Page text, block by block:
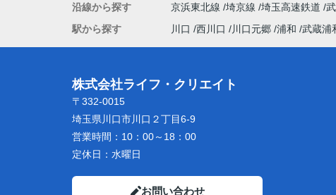
沿線から探す
京浜東北線 埼京線 埼玉高速鉄道
駅から探す
川口 西川口 川口元郷 浦和 武蔵浦
株式会社ライフ・クリエイト
〒332-0015
埼玉県川口市川口２丁目6-9
営業時間： 10：00～18：00
定休日： 水曜日
お問い合わせ